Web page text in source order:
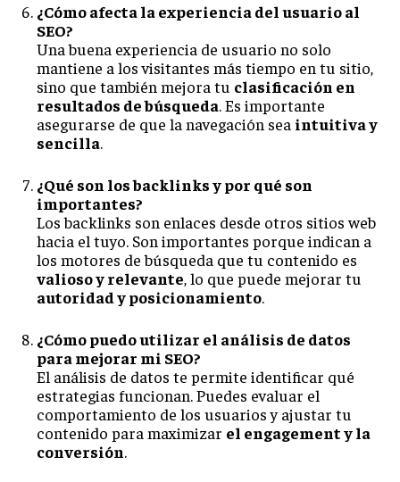
¿Cómo afecta la experiencia del usuario al
SEO?
Una buena experiencia de usuario no solo
mantiene a los visitantes más tiempo en tu sitio,
sino que también mejora tu clasificación en
resultados de búsqueda. Es importante
asegurarse de que la navegación sea intuitiva y
sencilla.
¿Qué son los backlinks y por qué son
importantes?
Los backlinks son enlaces desde otros sitios web
hacia el tuyo. Son importantes porque indican a
los motores de búsqueda que tu contenido es
valioso y relevante, lo que puede mejorar tu
autoridad y posicionamiento.
¿Cómo puedo utilizar el análisis de datos
para mejorar mi SEO?
El análisis de datos te permite identificar qué
estrategias funcionan. Puedes evaluar el
comportamiento de los usuarios y ajustar tu
contenido para maximizar el engagement y la
conversión.